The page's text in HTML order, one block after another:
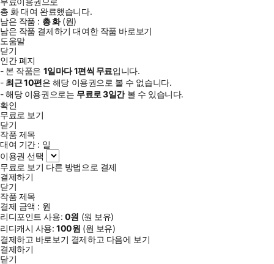
총 화대여 완료했습니다.
남은 작품 : 총화(원)
남은 작품 결제하기 대여한 작품 바로보기
도움말
닫기
인간 폐지
- 본 작품은 1일마다1편씩 무료입니다.
- 최근10편은 해당 이용권으로 볼 수 없습니다.
- 해당 이용권으로는 무료로3일간볼 수 있습니다.
확인
무료로 보기
닫기
작품 제목
대여 기간 : 일
이용권 선택
무료로 보기 다른 방법으로 결제
결제하기
닫기
작품 제목
결제 금액 : 원
리디포인트 사용: 0원 (원 보유)
리디캐시 사용:100원 (원 보유)
결제하고 바로보기 결제하고 다음에 보기
결제하기
닫기